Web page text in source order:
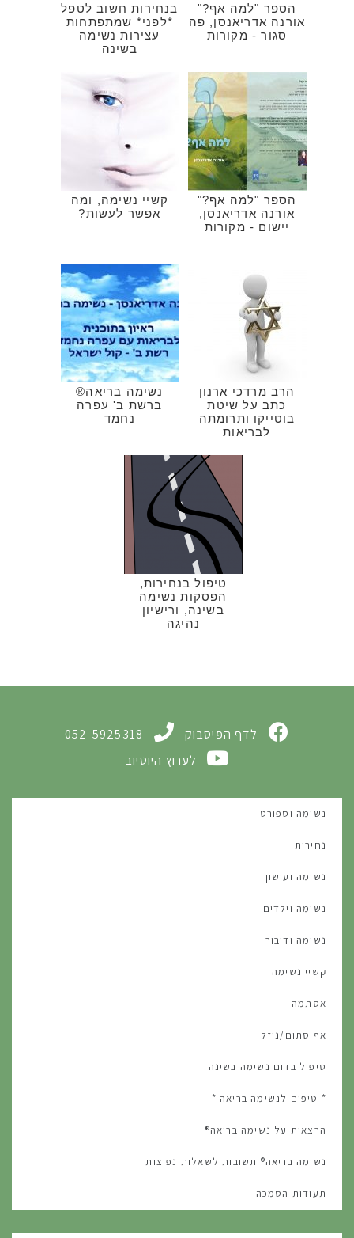
הספר "למה אף?"
אורנה אדריאנסן, פה
סגור - מקורות
בנחירות חשוב לטפל
*לפני* שמתפתחות
עצירות נשימה
בשינה
הספר "למה אף?"
אורנה אדריאנסן,
יישום - מקורות
קשיי נשימה, ומה
אפשר לעשות?
הרב מרדכי ארנון
כתב על שיטת
בוטייקו ותרומתה
לבריאות
נשימה בריאה®
ברשת ב' עפרה
נחמד
טיפול בנחירות,
הפסקות נשימה
בשינה, ורישיון
נהיגה
לדף הפיסבוק
052-5925318
לערוץ היוטיוב
נשימה וספורט
נחירות
נשימה ועישון
נשימה וילדים
נשימה ודיבור
קשיי נשימה
אסתמה
אף סתום/נוזל
טיפול בדום נשימה בשינה
* טיפים לנשימה בריאה *
הרצאות על נשימה בריאה®
נשימה בריאה® תשובות לשאלות נפוצות
תעודות הסמכה